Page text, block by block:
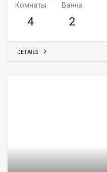
Комнаты
4
Ванна
2
DETAILS